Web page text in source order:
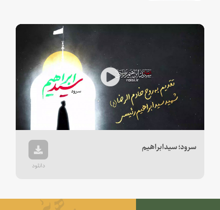
Play
Video
سرود؛ سیدابراهیم
دانلود